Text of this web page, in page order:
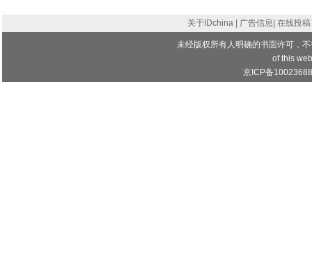
关于IDchina| 广告信息 在线投稿
未经版权所有人明确的书面许可，
of this
京ICP备